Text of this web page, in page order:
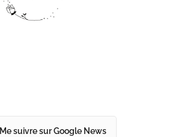
Me suivre sur Google News